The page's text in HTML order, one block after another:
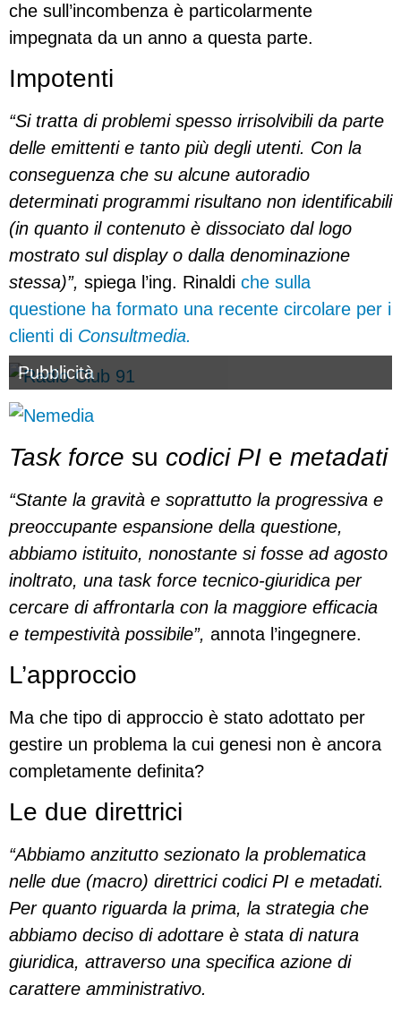
che sull’incombenza è particolarmente
impegnata da un anno a questa parte.
Impotenti
“Si tratta di problemi spesso irrisolvibili da parte
delle emittenti e tanto più degli utenti. Con la
conseguenza che su alcune autoradio
determinati programmi risultano non identificabili
(in quanto il contenuto è dissociato dal logo
mostrato sul display o dalla denominazione
stessa)”, spiega l’ing. Rinaldi che sulla
questione ha formato una recente circolare per i
clienti di Consultmedia.
Pubblicità
Task force su codici PI e metadati
“Stante la gravità e soprattutto la progressiva e
preoccupante espansione della questione,
abbiamo istituito, nonostante si fosse ad agosto
inoltrato, una task force tecnico-giuridica per
cercare di affrontarla con la maggiore efficacia
e tempestività possibile”, annota l’ingegnere.
L’approccio
Ma che tipo di approccio è stato adottato per
gestire un problema la cui genesi non è ancora
completamente definita?
Le due direttrici
“Abbiamo anzitutto sezionato la problematica
nelle due (macro) direttrici codici PI e metadati.
Per quanto riguarda la prima, la strategia che
abbiamo deciso di adottare è stata di natura
giuridica, attraverso una specifica azione di
carattere amministrativo.